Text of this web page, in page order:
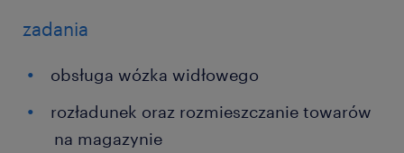
zadania
obsługa wózka widłowego
rozładunek oraz rozmieszczanie towarów
na magazynie